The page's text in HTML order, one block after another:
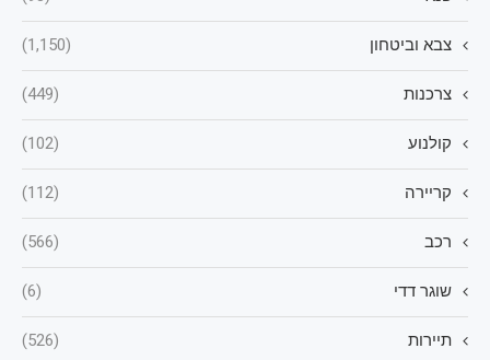
צבא וביטחון (1,150)
צרכנות (449)
קולנוע (102)
קריירה (112)
רכב (566)
שוגר דדי (6)
תיירות (526)